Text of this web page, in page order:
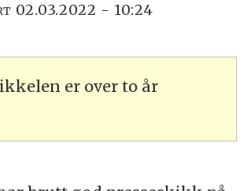
02.03.2022 - 10:24
er over to år